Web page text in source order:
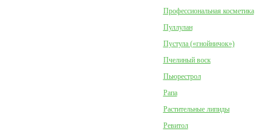
Профессиональная косметика
Пуллулан
Пустула («гнойничок»)
Пчелиный воск
Пьюрестрол
Рапа
Растительные липиды
Ревитол